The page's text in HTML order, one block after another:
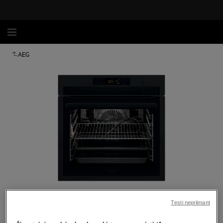
AEG
Spustelėkite, kad padidintumėte mastelį
Tęsti nepriimant